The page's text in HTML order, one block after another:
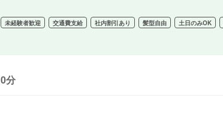
未経験者歓迎 交通費支給 社内割引あり 髪型自由 土日のみOK
分